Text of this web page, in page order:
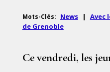
Mots-Clés: News |
Avec
de Grenoble
Ce vendredi, les